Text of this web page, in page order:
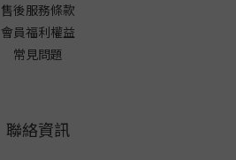
售後服務條款
會員福利權益
常見問題
聯絡資訊